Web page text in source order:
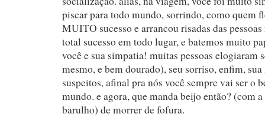
piscar para todo mundo, sorrindo, como quem
MUITO sucesso e arrancou risadas das
total sucesso em todo lugar, e batemos muito
você e sua simpatia! muitas pessoas elogiaram
mesmo, e bem dourado), seu sorriso, enfim,
suspeitos, afinal pra nós você sempre vai ser o
mundo. e agora, que manda beijo então? (com
barulho) de morrer de fofura.